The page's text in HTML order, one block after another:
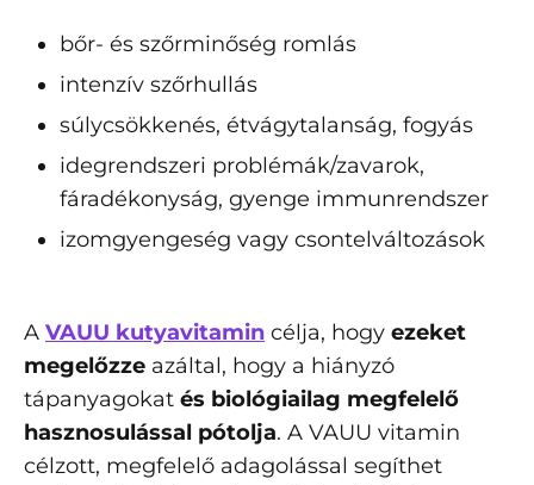
bőr- és szőrminőség romlás
intenzív szőrhullás
súlycsökkenés, étvágytalanság, fogyás
idegrendszeri problémák/zavarok,
fáradékonyság, gyenge immunrendszer
izomgyengeség vagy csontelváltozások
A VAUU kutyavitamin célja, hogy ezeket
megelőzze azáltal, hogy a hiányzó
tápanyagokat és biológiailag megfelelő
hasznosulással pótolja. A VAUU vitamin
célzott, megfelelő adagolással segíthet